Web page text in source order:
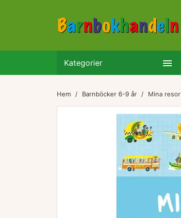
Kategorier 
Hem Barnböcker 6-9 år Mina resor